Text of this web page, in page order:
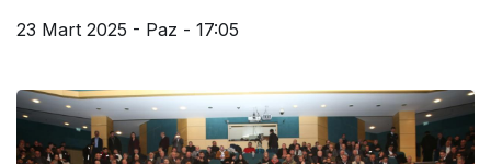
23 Mart 2025 - Paz - 17:05